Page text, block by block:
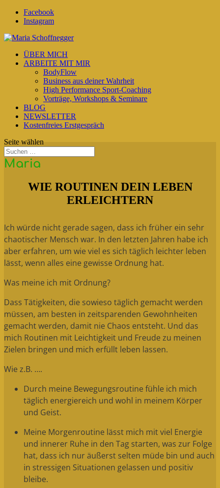
Facebook
Instagram
ÜBER MICH
ARBEITE MIT MIR
BodyFlow
Business aus deiner Wahrheit
High Performance Sport-Coaching
Vorträge, Workshops & Seminare
BLOG
NEWSLETTER
Kostenfreies Erstgespräch
Seite wählen
Maria
WIE ROUTINEN DEIN LEBEN
ERLEICHTERN
Ich würde nicht gerade sagen, dass ich früher ein sehr
chaotischer Mensch war. In den letzten Jahren habe ich
aber erfahren, um wie viel es sich täglich leichter leben
lässt, wenn alles eine gewisse Ordnung hat.
Was meine ich mit Ordnung?
Dass Tätigkeiten, die sowieso täglich gemacht werden
müssen, am besten in zeitsparenden Gewohnheiten
gemacht werden, damit nie Chaos entsteht. Und das
mich Routinen mit Leichtigkeit und Freude zu meinen
Zielen bringen und mich erfüllt leben lassen.
Wie z.B. ….
Durch meine Bewegungsroutine fühle ich mich
täglich energiereich und wohl in meinem Körper
und Geist.
Meine Morgenroutine lässt mich mit viel Energie
und innerer Ruhe in den Tag starten, was zur Folge
hat, dass ich nur äußerst selten müde bin und auch
in stressigen Situationen gelassen und positiv
bleibe.